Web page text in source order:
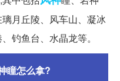
月丘陵、风车山、凝冰
钓鱼台、水晶龙等。
瞳怎么拿?